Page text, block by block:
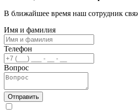
В ближайшее время наш сотрудник
Имя и фамилия
Телефон
Вопрос
Отправить